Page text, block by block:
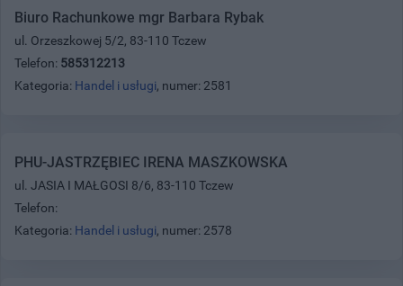
Biuro Rachunkowe mgr Barbara Rybak
ul. Orzeszkowej 5/2, 83-110 Tczew
Telefon: 585312213
Kategoria: Handel i usługi, numer: 2581
PHU-JASTRZĘBIEC IRENA MASZKOWSKA
ul. JASIA I MAŁGOSI 8/6, 83-110 Tczew
Telefon:
Kategoria: Handel i usługi, numer: 2578